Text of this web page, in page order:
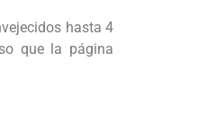
hasta 4
que la página